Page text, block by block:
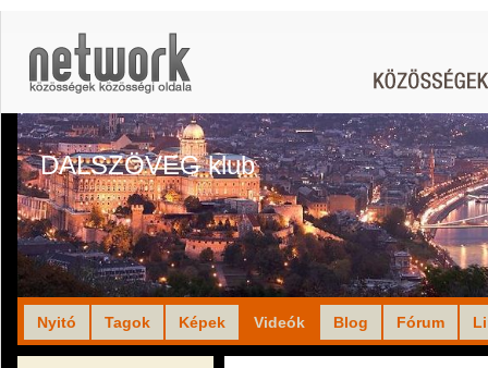
DALSZÖVEG klub
Nyitó Tagok Képek Videók Blog Fórum